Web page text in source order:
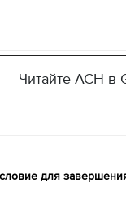
Читайте АСН в
для